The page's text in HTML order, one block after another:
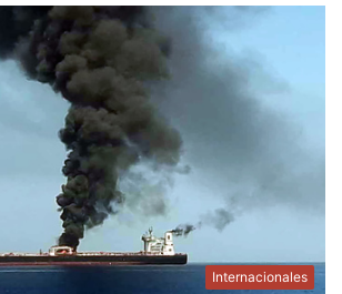
Internacionales